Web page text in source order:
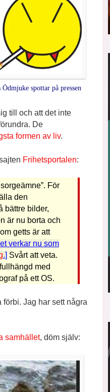
Ödmjuke spottar på pressen
till och att det inte
De
formen av liv.
Frihetsportalen:
För
den
bättre bilder,
är nu borta och
getts är att
verkar nu som
.] Svårt att veta.
med
på ett OS.
Jag har sett några
samhället, döm själv: